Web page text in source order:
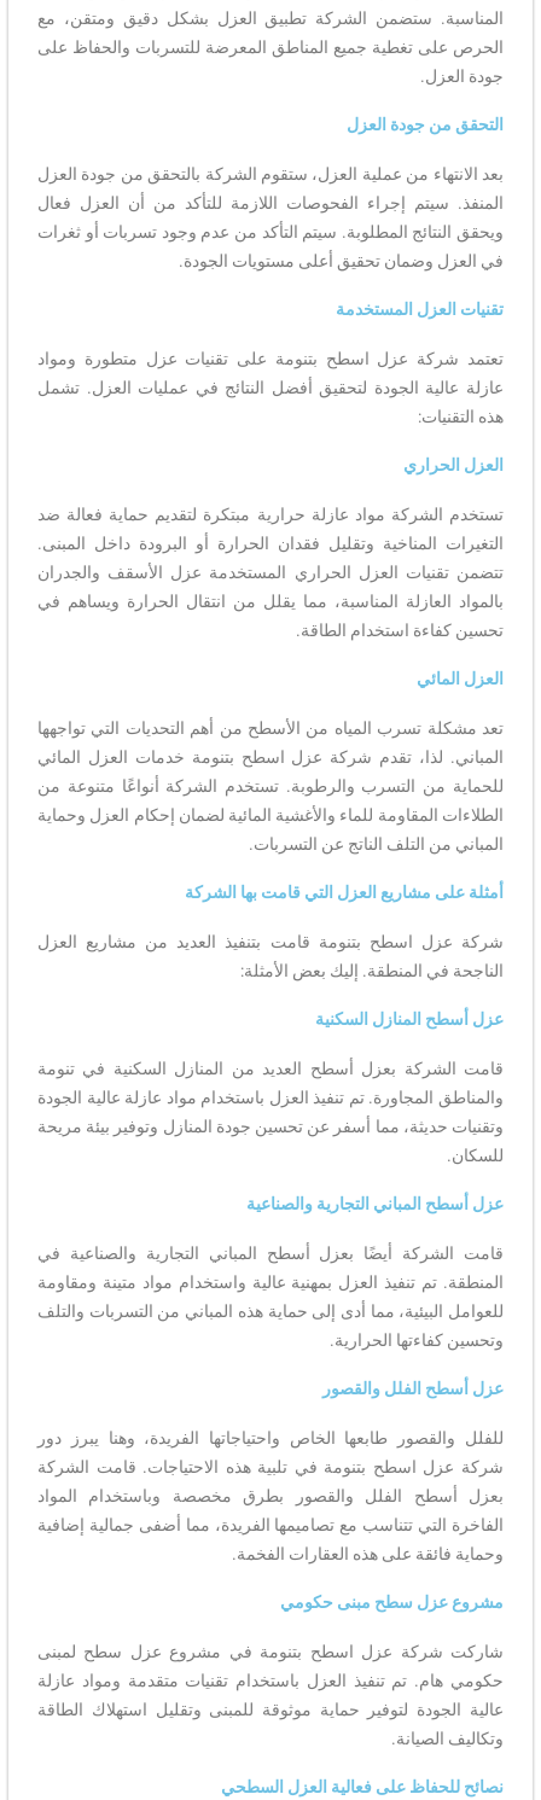
المناسبة. ستضمن الشركة تطبيق العزل بشكل دقيق ومتقن، مع
الحرص على تغطية جميع المناطق المعرضة للتسربات والحفاظ على
جودة العزل.
التحقق من جودة العزل
بعد الانتهاء من عملية العزل، ستقوم الشركة بالتحقق من جودة العزل
المنفذ. سيتم إجراء الفحوصات اللازمة للتأكد من أن العزل فعال
ويحقق النتائج المطلوبة. سيتم التأكد من عدم وجود تسربات أو ثغرات
في العزل وضمان تحقيق أعلى مستويات الجودة.
تقنيات العزل المستخدمة
تعتمد شركة عزل اسطح بتنومة على تقنيات عزل متطورة ومواد
عازلة عالية الجودة لتحقيق أفضل النتائج في عمليات العزل. تشمل
هذه التقنيات:
العزل الحراري
تستخدم الشركة مواد عازلة حرارية مبتكرة لتقديم حماية فعالة ضد
التغيرات المناخية وتقليل فقدان الحرارة أو البرودة داخل المبنى.
تتضمن تقنيات العزل الحراري المستخدمة عزل الأسقف والجدران
بالمواد العازلة المناسبة، مما يقلل من انتقال الحرارة ويساهم في
تحسين كفاءة استخدام الطاقة.
العزل المائي
تعد مشكلة تسرب المياه من الأسطح من أهم التحديات التي تواجهها
المباني. لذا، تقدم شركة عزل اسطح بتنومة خدمات العزل المائي
للحماية من التسرب والرطوبة. تستخدم الشركة أنواعًا متنوعة من
الطلاءات المقاومة للماء والأغشية المائية لضمان إحكام العزل وحماية
المباني من التلف الناتج عن التسربات.
أمثلة على مشاريع العزل التي قامت بها الشركة
شركة عزل اسطح بتنومة قامت بتنفيذ العديد من مشاريع العزل
الناجحة في المنطقة. إليك بعض الأمثلة:
عزل أسطح المنازل السكنية
قامت الشركة بعزل أسطح العديد من المنازل السكنية في تنومة
والمناطق المجاورة. تم تنفيذ العزل باستخدام مواد عازلة عالية الجودة
وتقنيات حديثة، مما أسفر عن تحسين جودة المنازل وتوفير بيئة مريحة
للسكان.
عزل أسطح المباني التجارية والصناعية
قامت الشركة أيضًا بعزل أسطح المباني التجارية والصناعية في
المنطقة. تم تنفيذ العزل بمهنية عالية واستخدام مواد متينة ومقاومة
للعوامل البيئية، مما أدى إلى حماية هذه المباني من التسربات والتلف
وتحسين كفاءتها الحرارية.
عزل أسطح الفلل والقصور
للفلل والقصور طابعها الخاص واحتياجاتها الفريدة، وهنا يبرز دور
شركة عزل اسطح بتنومة في تلبية هذه الاحتياجات. قامت الشركة
بعزل أسطح الفلل والقصور بطرق مخصصة وباستخدام المواد
الفاخرة التي تتناسب مع تصاميمها الفريدة، مما أضفى جمالية إضافية
وحماية فائقة على هذه العقارات الفخمة.
مشروع عزل سطح مبنى حكومي
شاركت شركة عزل اسطح بتنومة في مشروع عزل سطح لمبنى
حكومي هام. تم تنفيذ العزل باستخدام تقنيات متقدمة ومواد عازلة
عالية الجودة لتوفير حماية موثوقة للمبنى وتقليل استهلاك الطاقة
وتكاليف الصيانة.
نصائح للحفاظ على فعالية العزل السطحي